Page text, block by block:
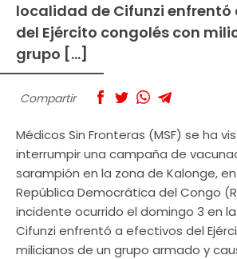
localidad de Cifunzi enfrentó
del Ejército congolés con
grupo […]
Compartir
Médicos Sin Fronteras (MSF) se ha
interrumpir una campaña de
sarampión en la zona de Kalonge,
República Democrática del Congo
incidente ocurrido el domingo 3 en
Cifunzi enfrentó a efectivos del
milicianos de un grupo armado y